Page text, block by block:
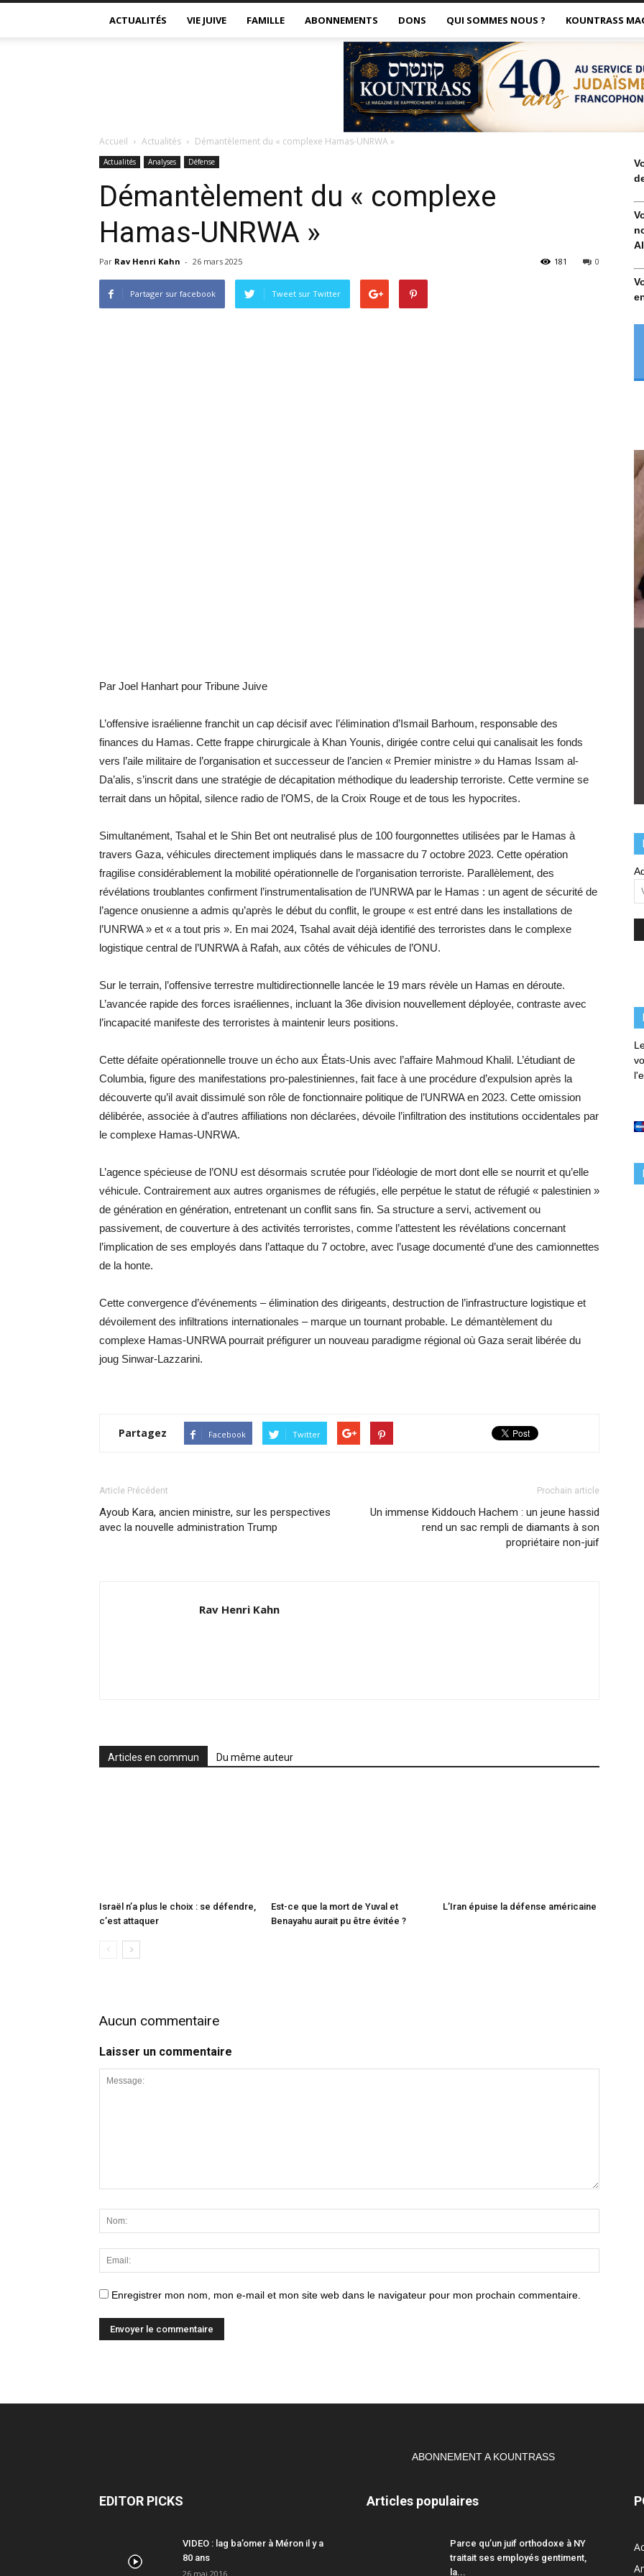
ACTUALITÉS VIE JUIVE FAMILLE ABONNEMENTS DONS QUI SOMMES NOUS ? KOUNTRASS
Accueil Actualités Démantèlement du « complexe Hamas-UNRWA »
Actualités Analyses Défense
Démantèlement du « complexe
Hamas-UNRWA »
Par Rav Henri Kahn - 26 mars 2025 0
181
Partager sur facebook Tweet sur Twitter
Par Joel Hanhart pour Tribune Juive
L’offensive israélienne franchit un cap décisif avec l’élimination d’Ismail Barhoum, responsable des
finances du Hamas. Cette frappe chirurgicale à Khan Younis, dirigée contre celui qui canalisait les fonds
vers l’aile militaire de l’organisation et successeur de l’ancien « Premier ministre » du Hamas Issam al-
Da’alis, s’inscrit dans une stratégie de décapitation méthodique du leadership terroriste. Cette vermine se
terrait dans un hôpital, silence radio de l’OMS, de la Croix Rouge et de tous les hypocrites.
Simultanément, Tsahal et le Shin Bet ont neutralisé plus de 100 fourgonnettes utilisées par le Hamas à
travers Gaza, véhicules directement impliqués dans le massacre du 7 octobre 2023. Cette opération
fragilise considérablement la mobilité opérationnelle de l’organisation terroriste. Parallèlement, des
révélations troublantes confirment l’instrumentalisation de l’UNRWA par le Hamas : un agent de sécurité de
l’agence onusienne a admis qu’après le début du conflit, le groupe « est entré dans les installations de
l’UNRWA » et « a tout pris ». En mai 2024, Tsahal avait déjà identifié des terroristes dans le complexe
logistique central de l’UNRWA à Rafah, aux côtés de véhicules de l’ONU.
Sur le terrain, l’offensive terrestre multidirectionnelle lancée le 19 mars révèle un Hamas en déroute.
L’avancée rapide des forces israéliennes, incluant la 36e division nouvellement déployée, contraste avec
l’incapacité manifeste des terroristes à maintenir leurs positions.
Cette défaite opérationnelle trouve un écho aux États-Unis avec l’affaire Mahmoud Khalil. L’étudiant de
Columbia, figure des manifestations pro-palestiniennes, fait face à une procédure d’expulsion après la
découverte qu’il avait dissimulé son rôle de fonctionnaire politique de l’UNRWA en 2023. Cette omission
délibérée, associée à d’autres affiliations non déclarées, dévoile l’infiltration des institutions occidentales par
le complexe Hamas-UNRWA.
L’agence spécieuse de l’ONU est désormais scrutée pour l’idéologie de mort dont elle se nourrit et qu’elle
véhicule. Contrairement aux autres organismes de réfugiés, elle perpétue le statut de réfugié « palestinien »
de génération en génération, entretenant un conflit sans fin. Sa structure a servi, activement ou
passivement, de couverture à des activités terroristes, comme l’attestent les révélations concernant
l’implication de ses employés dans l’attaque du 7 octobre, avec l’usage documenté d’une des camionnettes
de la honte.
Cette convergence d’événements – élimination des dirigeants, destruction de l’infrastructure logistique et
dévoilement des infiltrations internationales – marque un tournant probable. Le démantèlement du
complexe Hamas-UNRWA pourrait préfigurer un nouveau paradigme régional où Gaza serait libérée du
joug Sinwar-Lazzarini.
Partagez Facebook Twitter
Article Précédent
Ayoub Kara, ancien ministre, sur les perspectives
avec la nouvelle administration Trump
Prochain article
Un immense Kiddouch Hachem : un jeune hassid
rend un sac rempli de diamants à son
propriétaire non-juif
Rav Henri Kahn
Articles en commun Du même auteur
Israël n’a plus le choix : se défendre,
c’est attaquer
Est-ce que la mort de Yuval et
Benayahu aurait pu être évitée ?
L’Iran épuise la défense américaine
Aucun commentaire
Laisser un commentaire
Enregistrer mon nom, mon e-mail et mon site web dans le navigateur pour mon prochain commentaire.
ABONNEMENT A KOUNTRASS
EDITOR PICKS
VIDEO : lag ba’omer à Méron il y a
80 ans
26 mai 2016
Articles populaires
Parce qu’un juif orthodoxe à NY
traitait ses employés gentiment,
la...